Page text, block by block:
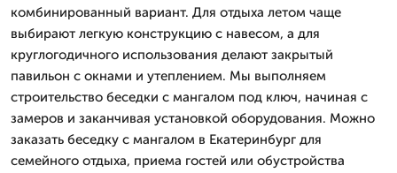
комбинированный вариант. Для отдыха летом чаще
выбирают легкую конструкцию с навесом, а для
круглогодичного использования делают закрытый
павильон с окнами и утеплением. Мы выполняем
строительство беседки с мангалом под ключ, начиная с
замеров и заканчивая установкой оборудования. Можно
заказать беседку с мангалом в Екатеринбург для
семейного отдыха, приема гостей или обустройства